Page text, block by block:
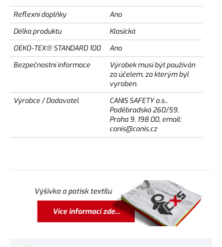
Reflexní doplňky
Ano
Délka produktu
Klasická
OEKO-TEX® STANDARD 100
Ano
Bezpečnostní informace
Výrobek musí být používán
za účelem, za kterým byl
vyroben.
Výrobce / Dodavatel
CANIS SAFETY a.s.,
Poděbradská 260/59,
Praha 9, 198 00, email:
canis@canis.cz